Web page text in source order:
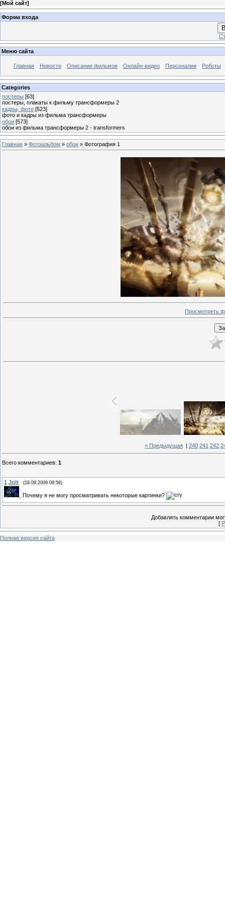
[Мой сайт]
Форма входа
Меню сайта
Главная Новости Описание фильмов Онлайн-видео Персоналии Роботы
Categories
постеры [63]
постеры, плакаты к фильму трансформеры 2
кадры, фото [523]
фото и кадры из фильма трансформеры
обои [573]
обои из фильма трансформеры 2 - transformers
Главная » Фотоальбом » обои » Фотография 1
Просмотреть
« Предыдущая 240 241 242
Всего комментариев: 1
1 Jolt (18.09.2009 08:56)
Почему я не могу просматривать некоторые картинки?
Добавлять комментарии
[
Полная версия сайта